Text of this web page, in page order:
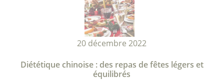
20 décembre 2022
Diététique chinoise : des repas de fêtes légers et
équilibrés